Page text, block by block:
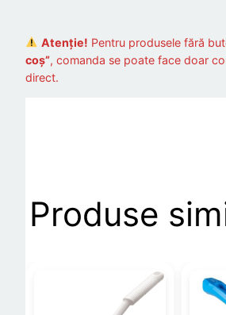
Atenție! Pentru produsele fără
coș”, comanda se poate face doar
direct.
Produse